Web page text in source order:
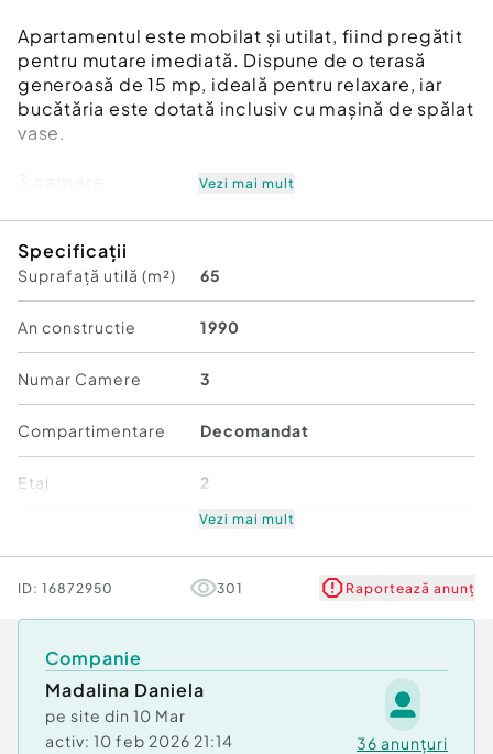
Apartamentul este mobilat și utilat, fiind pregătit
pentru mutare imediată. Dispune de o terasă
generoasă de 15 mp, ideală pentru relaxare, iar
bucătăria este dotată inclusiv cu mașină de spălat
vase.
Mobilat și utilat
Aproape de toate facilitățile necesare
Pentru mai multe detalii sau programarea unei
vizionări, contactează Bis Imobiliare.
Confort:3
Tip imobil: Bloc de apartamente
Număr Băi:
Posibilitate parcare: Nu
Vezi mai mult
Specificații
Suprafață utilă (m²) 65
An constructie 1990
Numar Camere 3
Compartimentare Decomandat
Etaj 2
Comfort 3
Vezi mai mult
ID: 16872950 301 Raportează anunț
Companie
Madalina Daniela
pe site din 10 Mar
activ: 10 feb 2026 21:14 36 anunțuri